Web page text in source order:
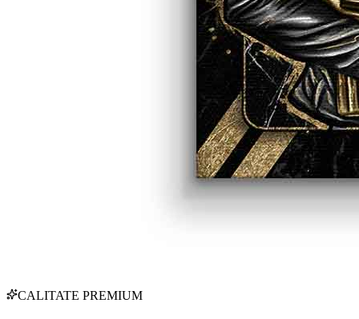
CALITATE PREMIUM